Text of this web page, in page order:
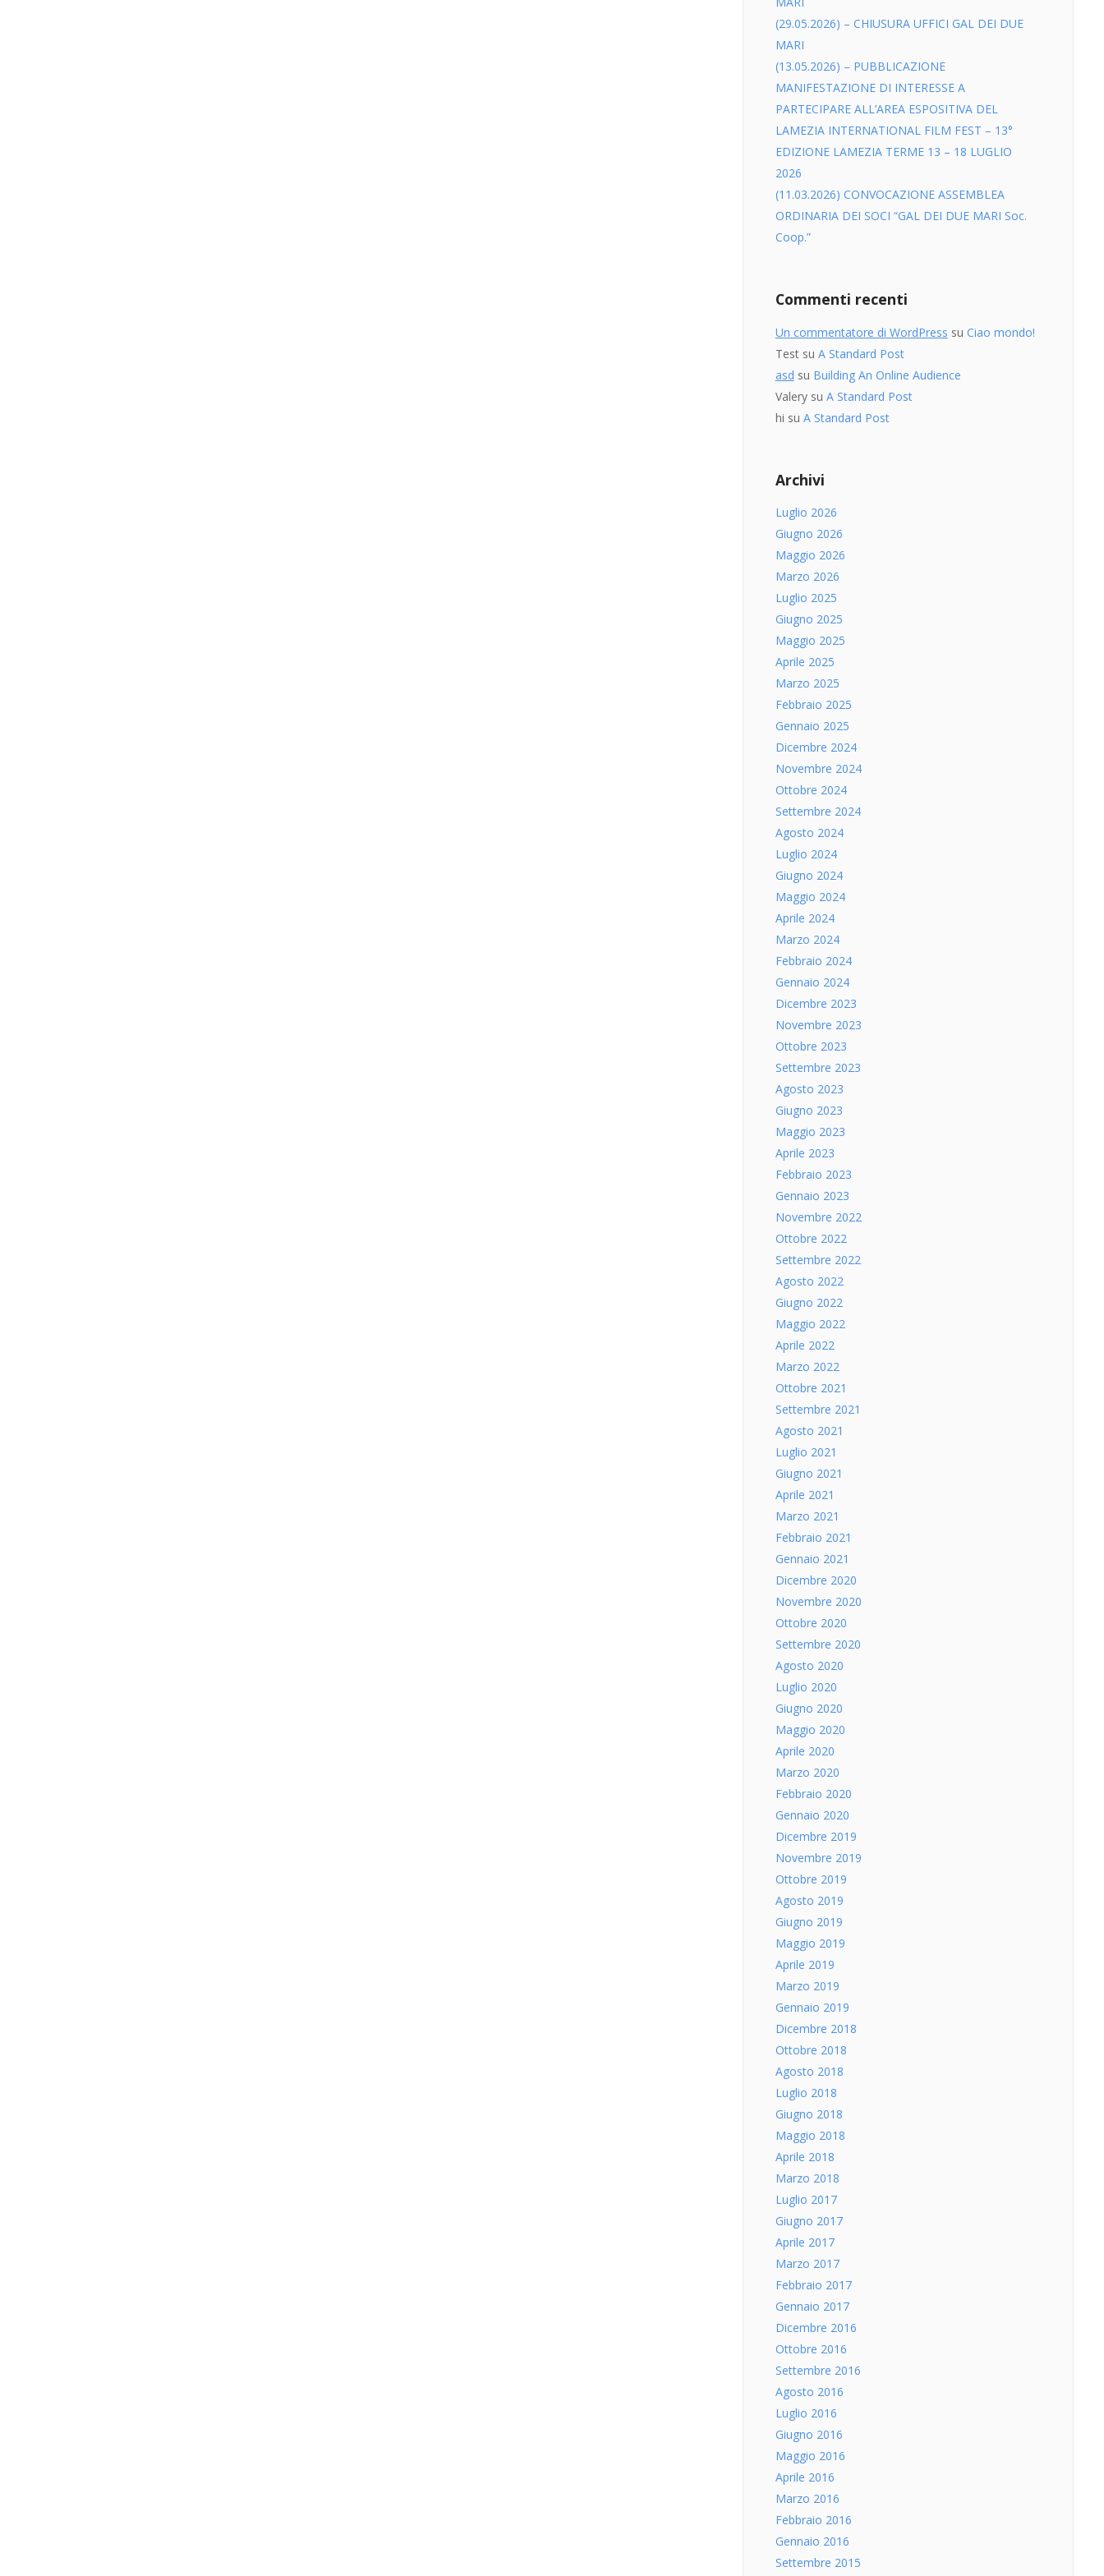
(29.05.2026) – CHIUSURA UFFICI GAL DEI DUE
MARI
(13.05.2026) – PUBBLICAZIONE
MANIFESTAZIONE DI INTERESSE A
PARTECIPARE ALL’AREA ESPOSITIVA DEL
LAMEZIA INTERNATIONAL FILM FEST – 13°
EDIZIONE LAMEZIA TERME 13 – 18 LUGLIO
2026
(11.03.2026) CONVOCAZIONE ASSEMBLEA
ORDINARIA DEI SOCI “GAL DEI DUE MARI Soc.
Coop.”
Commenti recenti
Un commentatore di WordPress su Ciao mondo!
Testsu A Standard Post
asd su Building An Online Audience
Valerysu A Standard Post
hi su A Standard Post
Archivi
Luglio 2026
Giugno 2026
Maggio 2026
Marzo 2026
Luglio 2025
Giugno 2025
Maggio 2025
Aprile 2025
Marzo 2025
Febbraio 2025
Gennaio 2025
Dicembre 2024
Novembre 2024
Ottobre 2024
Settembre 2024
Agosto 2024
Luglio 2024
Giugno 2024
Maggio 2024
Aprile 2024
Marzo 2024
Febbraio 2024
Gennaio 2024
Dicembre 2023
Novembre 2023
Ottobre 2023
Settembre 2023
Agosto 2023
Giugno 2023
Maggio 2023
Aprile 2023
Febbraio 2023
Gennaio 2023
Novembre 2022
Ottobre 2022
Settembre 2022
Agosto 2022
Giugno 2022
Maggio 2022
Aprile 2022
Marzo 2022
Ottobre 2021
Settembre 2021
Agosto 2021
Luglio 2021
Giugno 2021
Aprile 2021
Marzo 2021
Febbraio 2021
Gennaio 2021
Dicembre 2020
Novembre 2020
Ottobre 2020
Settembre 2020
Agosto 2020
Luglio 2020
Giugno 2020
Maggio 2020
Aprile 2020
Marzo 2020
Febbraio 2020
Gennaio 2020
Dicembre 2019
Novembre 2019
Ottobre 2019
Agosto 2019
Giugno 2019
Maggio 2019
Aprile 2019
Marzo 2019
Gennaio 2019
Dicembre 2018
Ottobre 2018
Agosto 2018
Luglio 2018
Giugno 2018
Maggio 2018
Aprile 2018
Marzo 2018
Luglio 2017
Giugno 2017
Aprile 2017
Marzo 2017
Febbraio 2017
Gennaio 2017
Dicembre 2016
Ottobre 2016
Settembre 2016
Agosto 2016
Luglio 2016
Giugno 2016
Maggio 2016
Aprile 2016
Marzo 2016
Febbraio 2016
Gennaio 2016
Settembre 2015